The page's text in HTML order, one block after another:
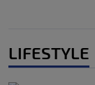
LIFESTYLE